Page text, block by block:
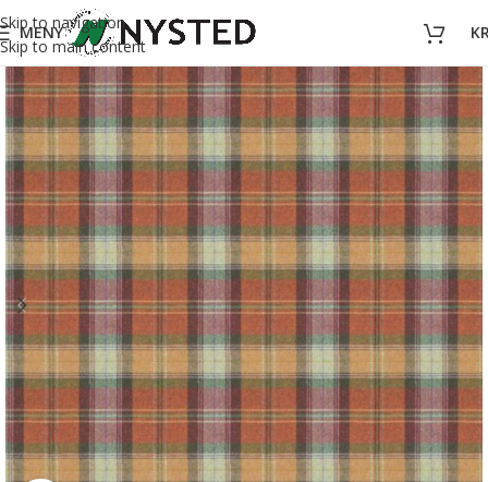
Skip to navigation
Skip to main content
MENY